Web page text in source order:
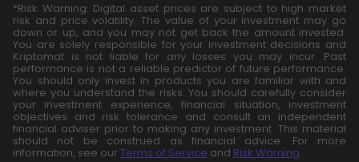
*Risk Warning: Digital asset prices are subject to high market
risk and price volatility. The value of your investment may go
down or up, and you may not get back the amount invested.
You are solely responsible for your investment decisions and
Kriptomat is not liable for any losses you may incur. Past
performance is not a reliable predictor of future performance.
You should only invest in products you are familiar with and
where you understand the risks. You should carefully consider
your investment experience, financial situation, investment
objectives and risk tolerance and consult an independent
financial adviser prior to making any investment. This material
should not be construed as financial advice. For more
information, see our Terms of Service and Risk Warning.